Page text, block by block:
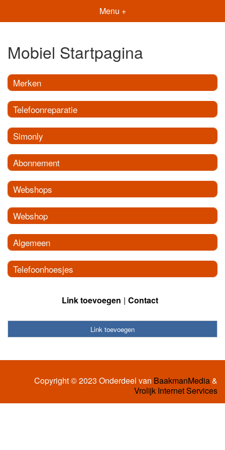
Menu +
Mobiel Startpagina
Merken
Telefoonreparatie
Simonly
Abonnement
Webshops
Webshop
Algemeen
Telefoonhoesjes
Link toevoegen Contact
Link toevoegen
Copyright © 2023 Onderdeel van BaakmanMedia&
Vrolijk Internet Services